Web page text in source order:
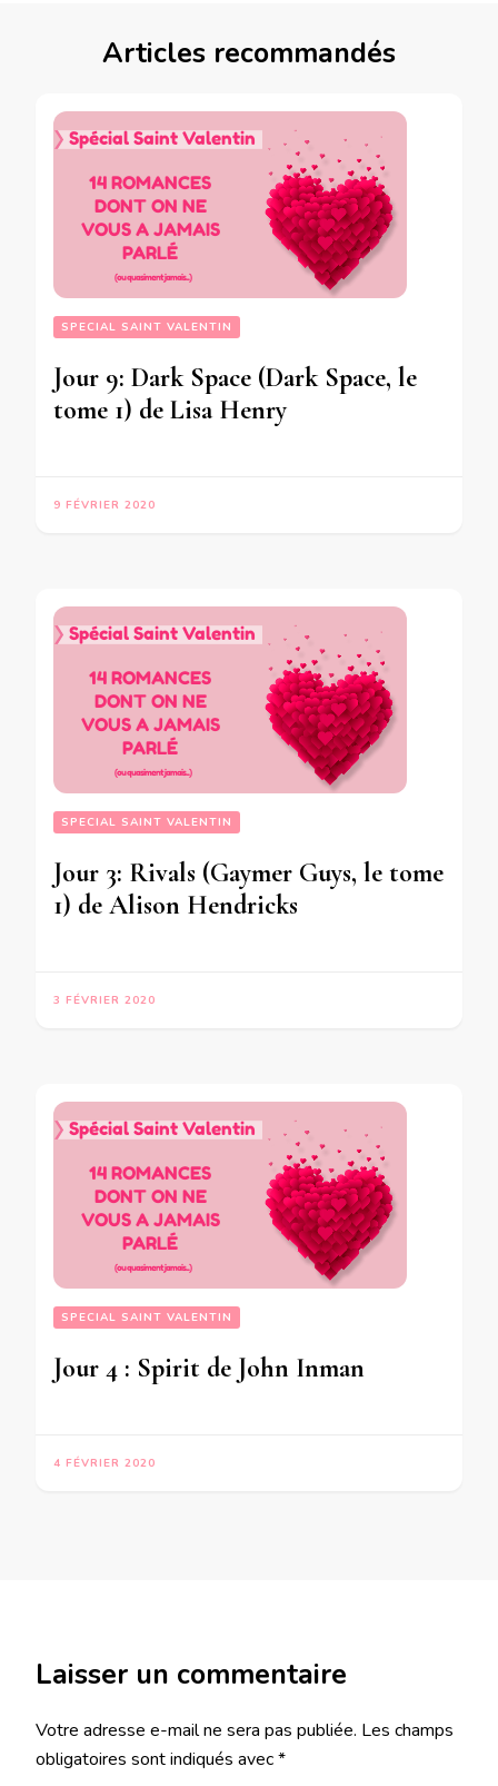
Articles recommandés
SPECIAL SAINT VALENTIN
Jour 9: Dark Space (Dark Space, le
tome 1) de Lisa Henry
9 FÉVRIER 2020
SPECIAL SAINT VALENTIN
Jour 3: Rivals (Gaymer Guys, le tome
1) de Alison Hendricks
3 FÉVRIER 2020
SPECIAL SAINT VALENTIN
Jour 4 : Spirit de John Inman
4 FÉVRIER 2020
Laisser un commentaire
Votre adresse e-mail ne sera pas publiée. Les champs
obligatoires sont indiqués avec*